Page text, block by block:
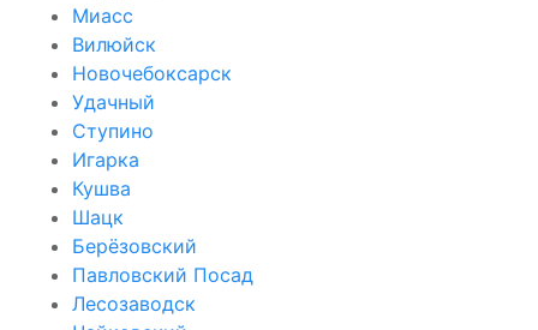
Миасс
Вилюйск
Новочебоксарск
Удачный
Ступино
Игарка
Кушва
Шацк
Берёзовский
Павловский Посад
Лесозаводск